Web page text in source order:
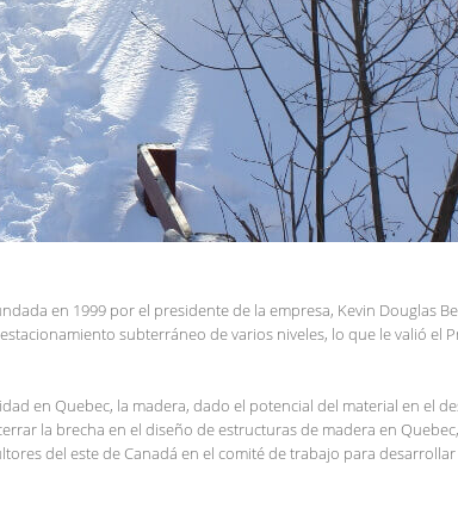
en 1999 por el presidente de la empresa, Kevin Douglas
subterráneo de varios niveles, lo que le valió el
en Quebec, la madera, dado el potencial del material en el
la brecha en el diseño de estructuras de madera en
del este de Canadá en el comité de trabajo para desarrollar